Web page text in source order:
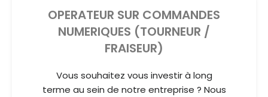
OPERATEUR SUR COMMANDES
NUMERIQUES (TOURNEUR /
FRAISEUR)
Vous souhaitez vous investir à long
terme au sein de notre entreprise ? Nous